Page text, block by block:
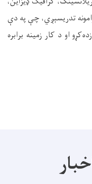
تدریسېږي، چې په دې
او د کار زمینه برابره